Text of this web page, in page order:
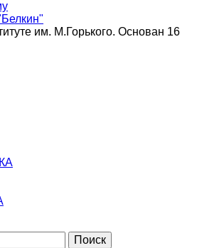
им. М.Горького. Основан 16